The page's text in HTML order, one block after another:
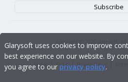
Copyright © 2026 Glarysoft. All
Home | EULA | Privacy Policy |
Glarysoft uses cookies to improve
best experience on our website. By
you agree to our privacy policy.